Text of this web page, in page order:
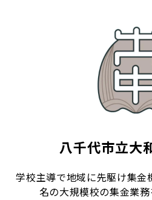
八千代市立大
学校主導で地域に先駆け集
名の大規模校の集金業